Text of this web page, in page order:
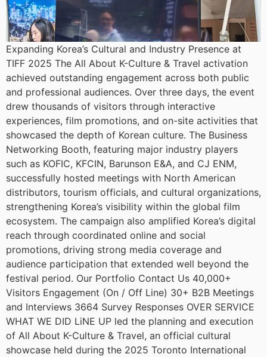
Expanding Korea’s Cultural and Industry Presence at
TIFF 2025 The All About K-Culture & Travel activation
achieved outstanding engagement across both public
and professional audiences. Over three days, the event
drew thousands of visitors through interactive
experiences, film promotions, and on-site activities that
showcased the depth of Korean culture. The Business
Networking Booth, featuring major industry players
such as KOFIC, KFCIN, Barunson E&A, and CJ ENM,
successfully hosted meetings with North American
distributors, tourism officials, and cultural organizations,
strengthening Korea’s visibility within the global film
ecosystem. The campaign also amplified Korea’s digital
reach through coordinated online and social
promotions, driving strong media coverage and
audience participation that extended well beyond the
festival period. Our Portfolio Contact Us 40,000+
Visitors Engagement (On / Off Line) 30+ B2B Meetings
and Interviews 3664 Survey Responses OVER SERVICE
WHAT WE DID LiNE UP led the planning and execution
of All About K-Culture & Travel, an official cultural
showcase held during the 2025 Toronto International